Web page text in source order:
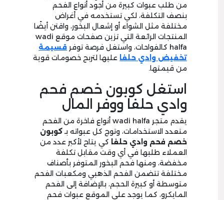
من طلب عبوات كبيرة من أجود أنواع الفحم
بنصف التكلفة، لكي تستخدمه في أغراض
مختلفة مثل الشواء أو إشعال البخور، واقتن أيضًا
المنتجات الرائعة التي تزين صفحات موقع wadi
halfa كالفواحات، واستغل فرصة توفر
قسيمة
تخفيض وادي حلفا عليها لتربح خصومات قوية
من قيمتها.
استغل كوبون خصم فحم
وادي حلفا ووفر المال
يقدم متجر wadi halfa أنواع فاخرة من الفحم
متعدد الاستخدامات، وتوج كل عبواته بـكوبون
خصم فحم وادي حلفا كي يتاح لأكبر عدد من
العملاء طلبها في أي وقت مقابل تكلفة
مخفضة، ومنها فحم البخور المتوفر بأصناف
مختلفة تتضمن الفحم الذهبي ومكعبات الفحم
متوسطة أو كبيرة الحجم، بالإضافة إلى الفحم
المايكرو، كما يوجد على الموقع عبوات فحم